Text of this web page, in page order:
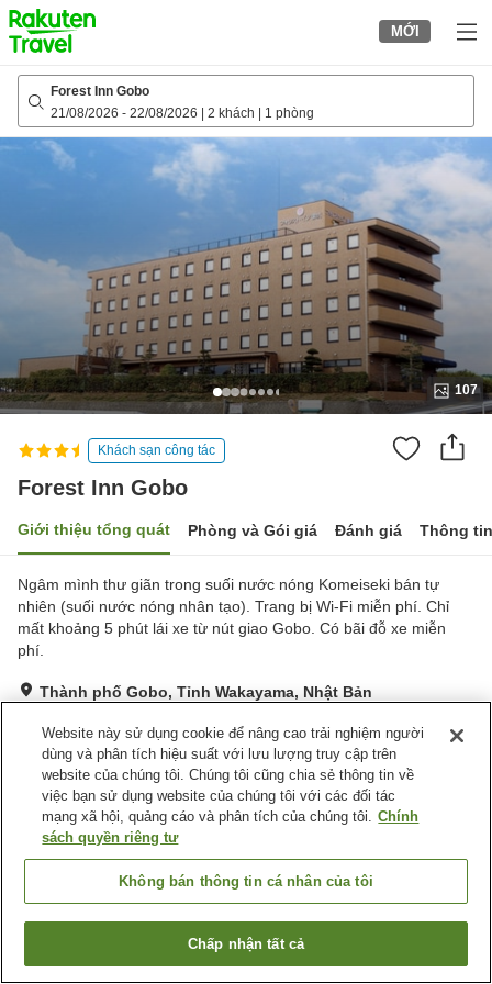
to
top
page
MỚI
Forest Inn Gobo
21/08/2026 - 22/08/2026 2 khách 1 phòng
107
Khách sạn công tác
Forest Inn Gobo
Giới thiệu tổng quát Phòng và Gói giá Đánh giá Thông
Ngâm mình thư giãn trong suối nước nóng Komeiseki bán tự
nhiên (suối nước nóng nhân tạo). Trang bị Wi-Fi miễn phí. Chỉ
mất khoảng 5 phút lái xe từ nút giao Gobo. Có bãi đỗ xe miễn
phí.
Thành phố Gobo, Tỉnh Wakayama, Nhật Bản
Rất tốt Đánh giá:402lượt
Tiện nghi chỗ nghỉ
Bãi đỗ xe
Trang chủ Nhật Bản Tỉnh Wakayama
Thành phố Gobo
Tìm phòng trống
Website này sử dụng cookie để nâng cao trải nghiệm người
dùng và phân tích hiệu suất với lưu lượng truy cập trên
website của chúng tôi. Chúng tôi cũng chia sẻ thông tin về
việc bạn sử dụng website của chúng tôi với các đối tác
mạng xã hội, quảng cáo và phân tích của chúng tôi. Chính
sách quyền riêng tư
Không bán thông tin cá nhân của tôi
Chấp nhận tất cả